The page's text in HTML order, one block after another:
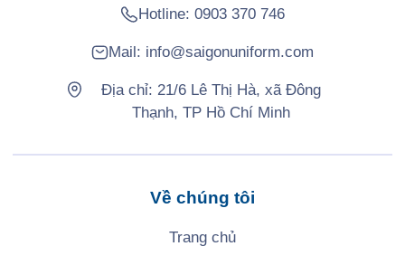
Hotline: 0903 370 746
Mail: info@saigonuniform.com
Địa chỉ: 21/6 Lê Thị Hà, xã Đông
Thạnh, TP Hồ Chí Minh
Về chúng tôi
Trang chủ